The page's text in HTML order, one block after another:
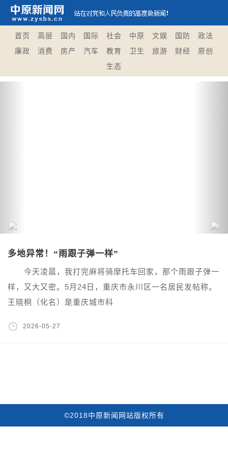
首页 高层 国内 国际 社会 中原 文娱 国防
政法
廉政
消费 房产 汽车 教育 卫生 旅游 财经
原创
生态
多地异常！“雨跟子弹一样”
今天凌晨，我打完麻将骑摩托车回家，那个雨跟子弹一
样，又大又密。5月24日，重庆市永川区一名居民发帖称。
王晓桐（化名）是重庆城市科
2026-05-27
©2018中原新闻网站版权所有